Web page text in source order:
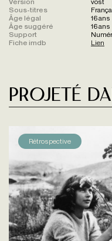
Sous-titres
Âge légal
16 ans
Âge suggéré
16 ans
Support
Fiche imdb
Lien
Projeté
Rétrospective